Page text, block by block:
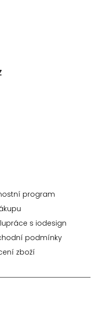
program
s iodesign
podmínky
zboží